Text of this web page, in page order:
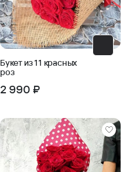
Букет из 11 красных
роз
2 990 ₽